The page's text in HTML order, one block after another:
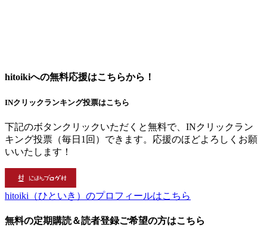
hitoikiへの無料応援はこちらから！
INクリックランキング投票はこちら
下記のボタンクリックいただくと無料で、INクリックラン
キング投票（毎日1回）できます。応援のほどよろしくお願
いいたします！
hitoiki（ひといき）のプロフィールはこちら
無料の定期購読＆読者登録ご希望の方はこちら